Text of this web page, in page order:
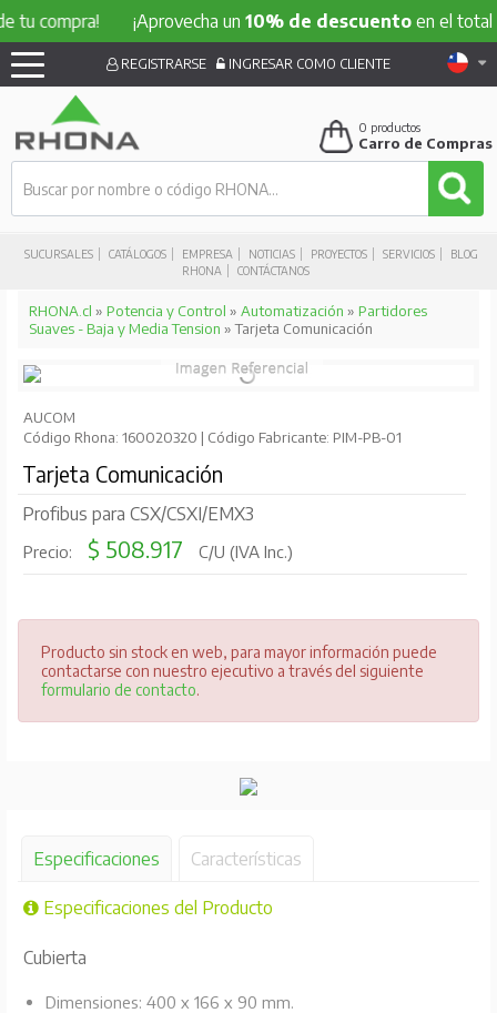
¡Aprovecha un10% de descuentoen el total de tu
SUCURSALES CATÁLOGOS EMPRESA NOTICIAS PROYECTOS SERVICIOS
BLOG
RHONA
CONTÁCTANOS
REGISTRARSE INGRESAR COMO CLIENTE
0 productos
Carro de Compras
RHONA.cl » Potencia y Control » Automatización » Partidores
Suaves - Baja y Media Tension » Tarjeta Comunicación
AUCOM
Código Rhona: 160020320 | Código Fabricante: PIM-PB-01
Tarjeta Comunicación
Profibus para CSX/CSXI/EMX3
Precio: $ 508.917 C/U (IVA Inc.)
Producto sin stock en web, para mayor información puede
contactarse con nuestro ejecutivo a través del siguiente
formulario de contacto.
Especificaciones Características
Especificaciones del Producto
Cubierta
Dimensiones: 400 x 166 x 90 mm.